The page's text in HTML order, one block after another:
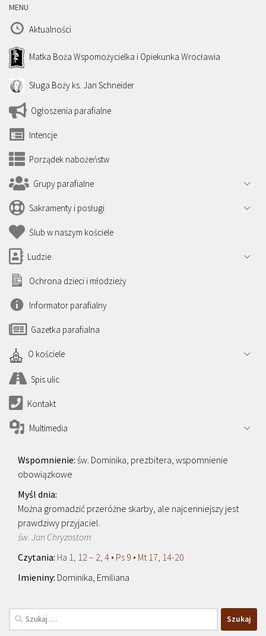
MENU
Aktualności
Matka Boża Wspomożycielka i Opiekunka Wrocławia
Sługa Boży ks. Jan Schneider
Ogłoszenia parafialne
Intencje
Porządek nabożeństw
Grupy parafialne
Sakramenty i posługi
Ślub w naszym kościele
Ludzie
Ochrona dzieci i młodzieży
Informator parafialny
Gazetka parafialna
O kościele
Spis ulic
Kontakt
Multimedia
św. Dominika, prezbitera, wspomnienie
obowiązkowe
Można gromadzić przeróżne skarby, ale najcenniejszy jest
prawdziwy przyjaciel.
św. Jan Chryzostom
Ha 1, 12 – 2, 4 • Ps 9 • Mt 17, 14-20
Dominika, Emiliana
Szukaj: